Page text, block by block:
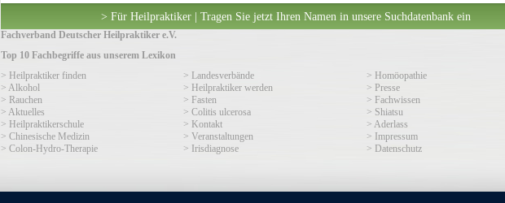
> Für Heilpraktiker | Tragen Sie jetzt Ihren Namen in unsere Suchdatenbank ein
Fachverband Deutscher Heilpraktiker e.V.
Top 10 Fachbegriffe aus unserem Lexikon
> Heilpraktiker finden
> Landesverbände
> Homöopathie
> Alkohol
> Heilpraktiker werden
> Presse
> Rauchen
> Fasten
> Fachwissen
> Aktuelles
> Colitis ulcerosa
> Shiatsu
> Heilpraktikerschule
> Kontakt
> Aderlass
> Chinesische Medizin
> Veranstaltungen
> Impressum
> Colon-Hydro-Therapie
> Irisdiagnose > Datenschutz